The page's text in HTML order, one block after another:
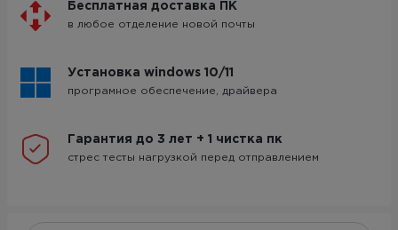
Бесплатная доставка ПК
в любое отделение новой почты
Установка windows 10/11
програмное обеспечение, драйвера
Гарантия до 3 лет + 1 чистка пк
стрес тесты нагрузкой перед отправлением